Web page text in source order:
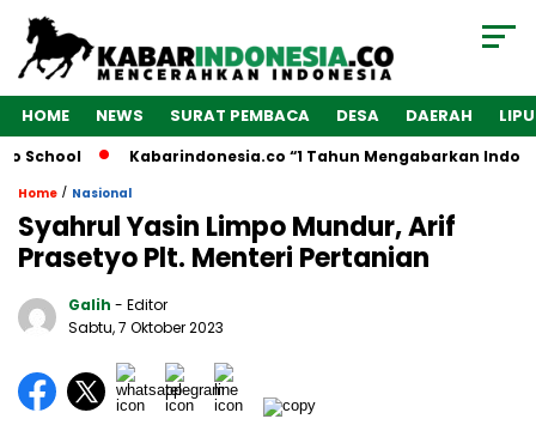
HOME NEWS SURAT PEMBACA DESA DAERAH
School Kabarindonesia.co “1 Tahun Mengabarkan
Home / Nasional
Syahrul Yasin Limpo Mundur, Arif
Prasetyo Plt. Menteri Pertanian
Galih - Editor
Sabtu, 7 Oktober 2023